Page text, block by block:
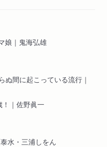
娘｜鬼海弘雄
ぬ間に起こっている流行｜
！｜佐野眞一
水・三浦しをん